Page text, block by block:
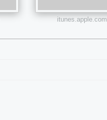
itunes.apple.com